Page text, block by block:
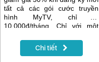
tất cả các gói cước truyền
hình MyTV, chỉ từ
10.000đ/tháng. Chỉ với một
giản trên smartphone, khách
hàng sẽ sở hữu ngay một
Chi tiết